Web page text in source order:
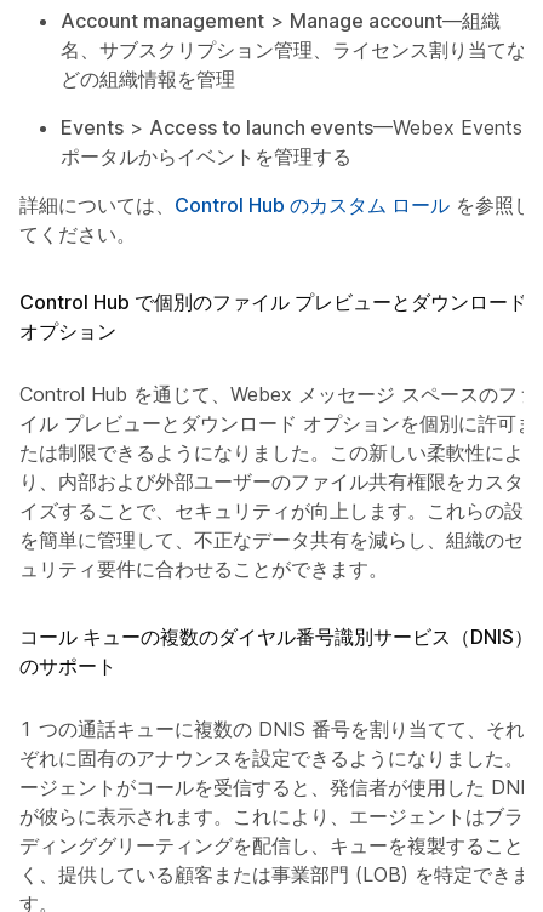
Account management > Manage account—組織
名、サブスクリプション管理、ライセンス割り当てな
どの組織情報を管理
Events > Access to launch events—Webex Events
ポータルからイベントを管理する
詳細については、 Control Hub のカスタム ロール を参照し
てください。
Control Hub で個別のファイル プレビューとダウンロード
オプション
Control Hub を通じて、Webex メッセージ スペースのファ
イル プレビューとダウンロード オプションを個別に許可ま
たは制限できるようになりました。この新しい柔軟性によ
り、内部および外部ユーザーのファイル共有権限をカスタマ
イズすることで、セキュリティが向上します。これらの設定
を簡単に管理して、不正なデータ共有を減らし、組織のセキ
ュリティ要件に合わせることができます。
コール キューの複数のダイヤル番号識別サービス（DNIS）
のサポート
1 つの通話キューに複数の DNIS 番号を割り当てて、それ
ぞれに固有のアナウンスを設定できるようになりました。エ
ージェントがコールを受信すると、発信者が使用した DNIS
が彼らに表示されます。これにより、エージェントはブラン
ディンググリーティングを配信し、キューを複製することな
く、提供している顧客または事業部門 (LOB) を特定できま
す。